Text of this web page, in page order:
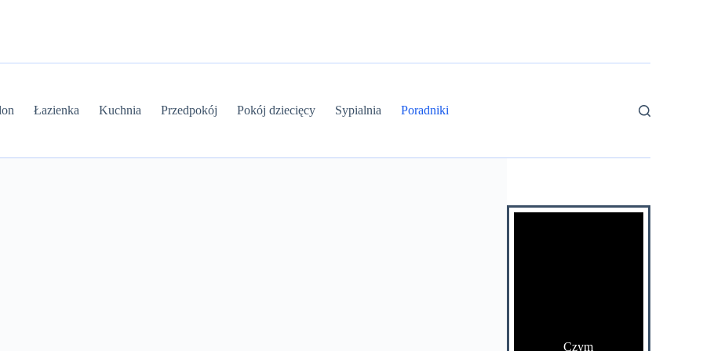
Łazienka Kuchnia Przedpokój Pokój dziecięcy Sypialnia Poradniki
Czym